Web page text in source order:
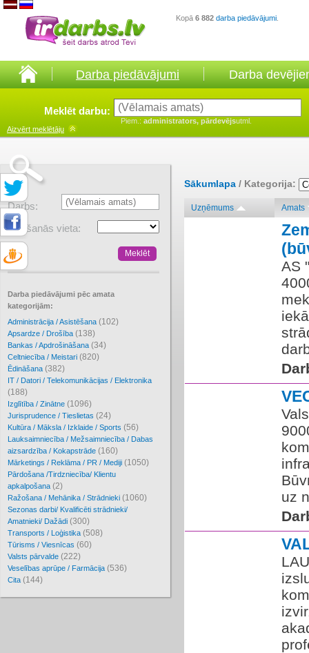
Kopā 6 882 darba piedāvājumi
Darba piedāvājumi Darba
Meklēt darbu:
Piem.: administrators, pārdevējsutml.
Aizvērt meklētāju
Darbs:
Atrašanās vieta:
Darba piedāvājumi pēc amata
kategorijām:
Administrācija / Asistēšana (102)
Apsardze / Drošība (138)
Bankas / Apdrošināšana (34)
Celtniecība / Meistari (820)
Ēdināšana (382)
IT / Datori / Telekomunikācijas / Elektronika
(188)
Izglītība / Zinātne (1096)
Jurisprudence / Tieslietas (24)
Kultūra / Māksla / Izklaide / Sports (56)
Lauksaimniecība / Mežsaimniecība / Dabas
aizsardzība / Kokapstrāde (160)
Mārketings / Reklāma / PR / Mediji (1050)
Pārdošana /Tirdzniecība/ Klientu
apkalpošana (2)
Ražošana / Mehānika / Strādnieki (1060)
Sezonas darbi/ Kvalificēti strādnieki/
Amatnieki/ Dažādi (300)
Transports / Loģistika (508)
Tūrisms / Viesnīcas (60)
Valsts pārvalde (222)
Veselības aprūpe / Farmācija (536)
Cita (144)
Sākumlapa / Kategorija:
Uzņēmums Amats
AS
uz